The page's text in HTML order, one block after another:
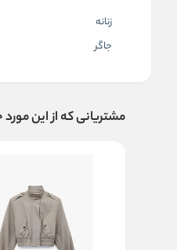
زنانه
جاگر
مشتریانی که از این مورد